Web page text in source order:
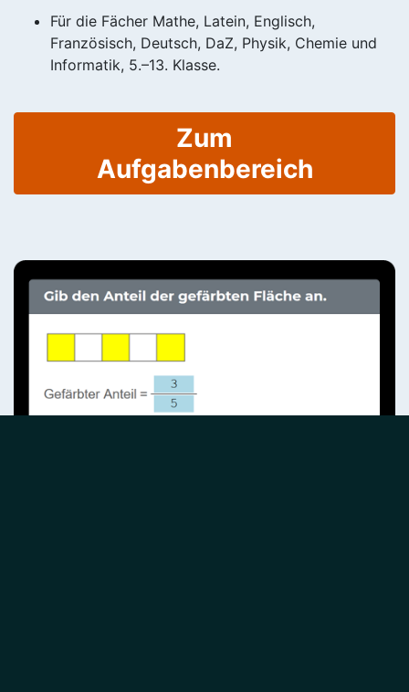
Für die Fächer Mathe, Latein, Englisch,
Französisch, Deutsch, DaZ, Physik, Chemie und
Informatik, 5.–13. Klasse.
Zum
Aufgabenbereich